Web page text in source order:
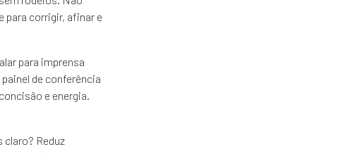
para corrigir, afinar e
para imprensa
de conferência
e energia.
claro? Reduz